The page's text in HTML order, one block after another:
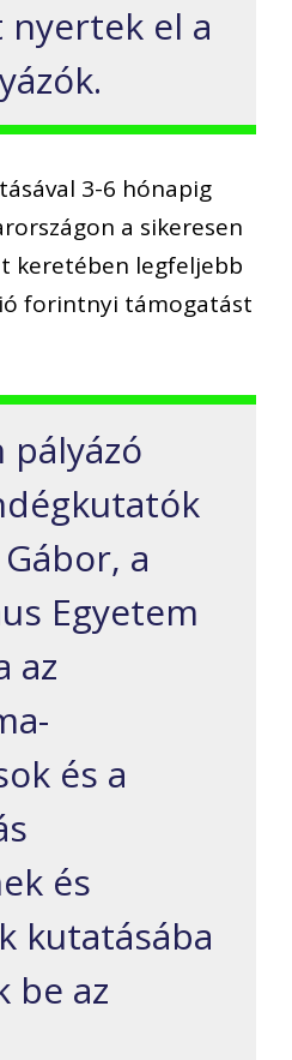
el a
3-6 hónapig
a sikeresen
keretében legfeljebb
forintnyi támogatást
pályázó
a
Egyetem
az
és a
és
kutatásába
be az